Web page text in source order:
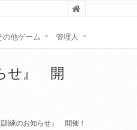
の他ゲーム 管理人
せ』 開
訓練のお知らせ』 開催！